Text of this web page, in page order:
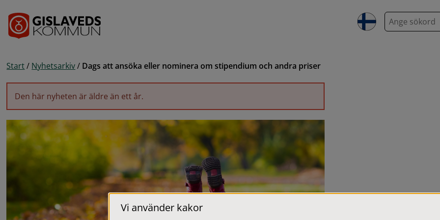
S
ö
Start / Nyhetsarkiv / Dags att ansöka eller nominera om stipendium och andra priser
Den här nyheten är äldre än ett år.
Vi använder kakor